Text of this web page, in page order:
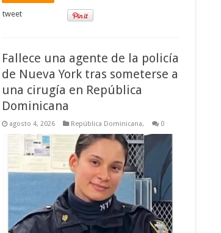
tweet
Fallece una agente de la policía
de Nueva York tras someterse a
una cirugía en República
Dominicana
agosto 4, 2026 República Dominicana, 0